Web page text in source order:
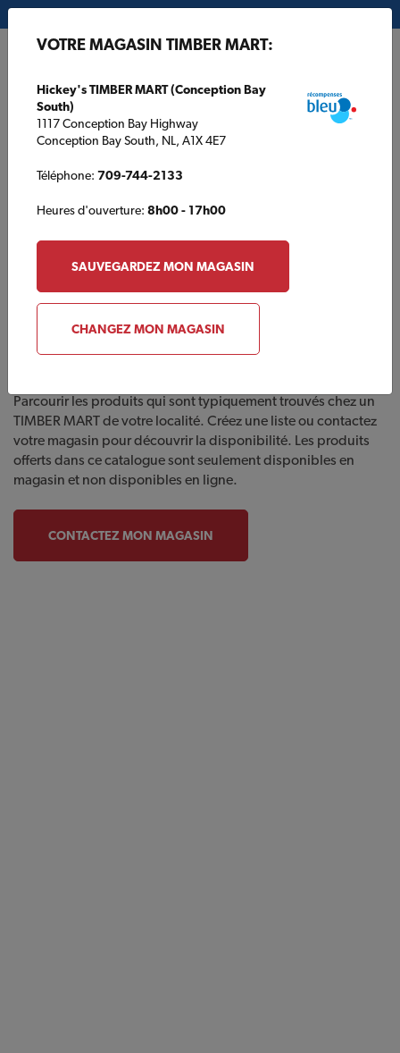
HICKEYS TIMBER MART (ST. JOHN'S)
Catalogue des produits
Parcourir les produits qui sont typiquement trouvés chez un
TIMBER MART de votre localité. Créez une liste ou contactez
votre magasin pour découvrir la disponibilité. Les produits
offerts dans ce catalogue sont seulement disponibles en
magasin et non disponibles en ligne.
CONTACTEZ MON MAGASIN
VOTRE MAGASIN TIMBER MART:
Hickey's TIMBER MART (Conception Bay
South)
1117 Conception Bay Highway
Conception Bay South, NL, A1X 4E7
Téléphone: 709-744-2133
Heures d'ouverture: 8h00 - 17h00
SAUVEGARDEZ MON MAGASIN
CHANGEZ MON MAGASIN